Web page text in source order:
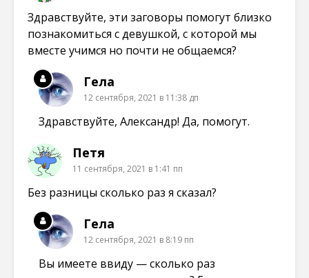
Здравствуйте, эти заговоры помогут близко
познакомиться с девушкой, с которой мы
вместе учимся но почти не общаемся?
Гела
12 сентября, 2021 в 11:38 дп
Здравствуйте, Александр! Да, помогут.
Петя
11 сентября, 2021 в 1:41 пп
Без разницы сколько раз я сказал?
Гела
12 сентября, 2021 в 8:19 пп
Вы имеете ввиду — сколько раз